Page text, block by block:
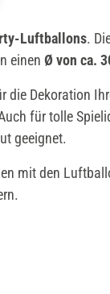
Luftballons.
einen Ø von ca.
die Dekoration
für tolle
geeignet.
mit den